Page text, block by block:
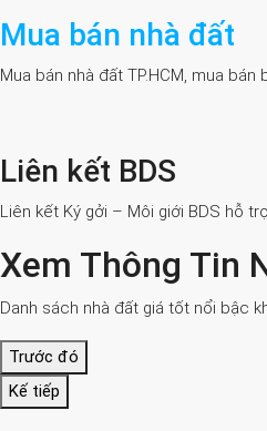
Mua bán nhà đất
Mua bán nhà đất TP.HCM, mua
Liên kết BDS
Liên kết Ký gởi – Môi giới BDS hỗ
Xem Thông Tin
Danh sách nhà đất giá tốt nổi bậc
Trước đó
Kế tiếp